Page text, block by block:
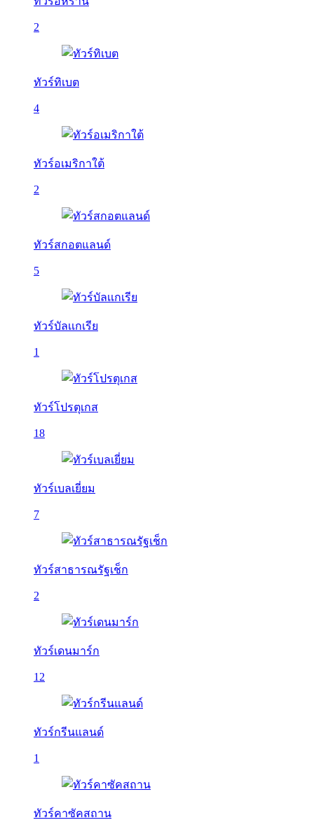
2
ทัวร์ทิเบต
4
ทัวร์อเมริกาใต้
2
ทัวร์สกอตแลนด์
5
ทัวร์บัลเเกเรีย
1
ทัวร์โปรตุเกส
18
ทัวร์เบลเยี่ยม
7
ทัวร์สาธารณรัฐเช็ก
2
ทัวร์เดนมาร์ก
12
ทัวร์กรีนแลนด์
1
ทัวร์คาซัคสถาน